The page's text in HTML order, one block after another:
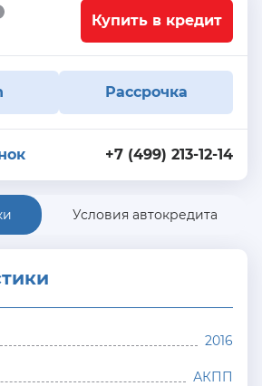
Купить в кредит
Рассрочка
+7 (499) 213-12-14
Условия автокредита
2016
АКПП